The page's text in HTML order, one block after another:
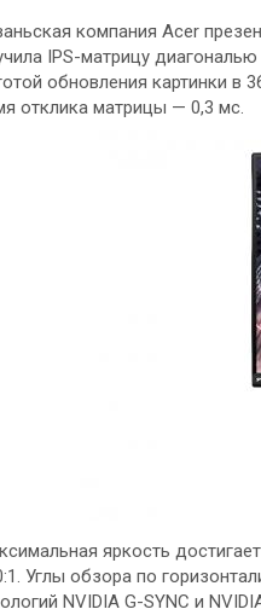
компания Acer
IPS-матрицу
обновления картинки в
отклика матрицы — 0,3 мс.
яркость
Углы обзора по
NVIDIA G-SYNC и